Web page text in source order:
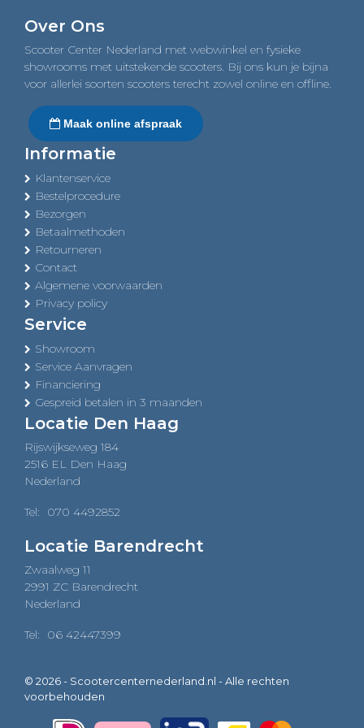
navigation
Over Ons
Scooter Center Nederland met webwinkel en fysieke
showrooms met uitstekende scooters. Bij ons kun je bijna
voor allerlei soorten scooters terecht zowel online en offline.
Maak online afspraak
Informatie
Klantenservice
Bestelprocedure
Bezorgen
Betaalmethoden
Retourneren
Contact
Algemene voorwaarden
Privacy policy
Service
Showroom
Service Aanvragen
Financiering
Gespreid betalen in 3 maanden
Locatie Den Haag
Rijswijkseweg 184
2516 EL Den Haag
Nederland
Tel: 070 4492852
Locatie Barendrecht
Zwaalweg 11
2991 ZC Barendrecht
Nederland
Tel: 06 42447399
© 2026 - Scootercenternederland.nl - Alle rechten
voorbehouden